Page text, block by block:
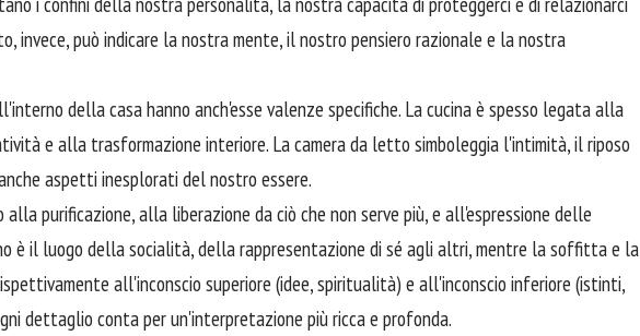
invece, può indicare la nostra mente, il nostro pensiero razionale e la nostra
della casa hanno anch'esse valenze specifiche. La cucina è spesso legata alla
e alla trasformazione interiore. La camera da letto simboleggia l'intimità, il riposo
aspetti inesplorati del nostro essere.
alla purificazione, alla liberazione da ciò che non serve più, e all'espressione delle
è il luogo della socialità, della rappresentazione di sé agli altri, mentre la soffitta e la
all'inconscio superiore (idee, spiritualità) e all'inconscio inferiore (istinti,
dettaglio conta per un'interpretazione più ricca e profonda.